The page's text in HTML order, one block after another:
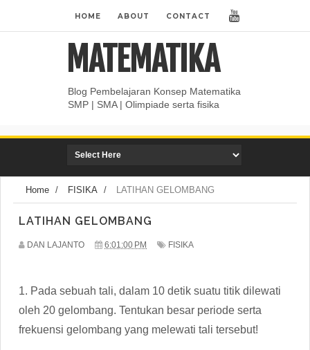
HOME ABOUT CONTACT
MATEMATIKA
Blog Pembelajaran Konsep Matematika
SMP | SMA | Olimpiade serta fisika
Home / FISIKA / LATIHAN GELOMBANG
LATIHAN GELOMBANG
DAN LAJANTO 6:01:00 PM FISIKA
1. Pada sebuah tali, dalam 10 detik suatu titik dilewati
oleh 20 gelombang. Tentukan besar periode serta
frekuensi gelombang yang melewati tali tersebut!